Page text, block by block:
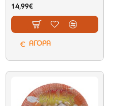
14,99€
ΑΓΟΡΑ